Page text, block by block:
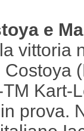
e
vittoria
Kart-
prova.